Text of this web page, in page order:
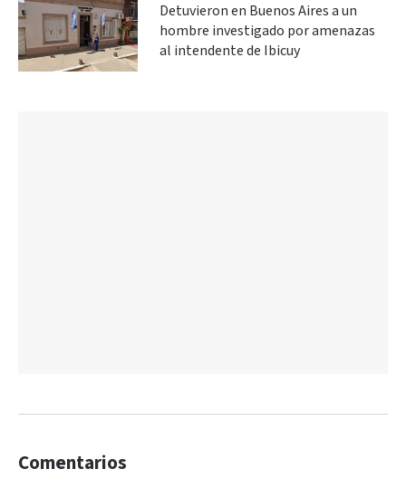
Detuvieron en Buenos Aires a un
hombre investigado por amenazas
al intendente de Ibicuy
Comentarios